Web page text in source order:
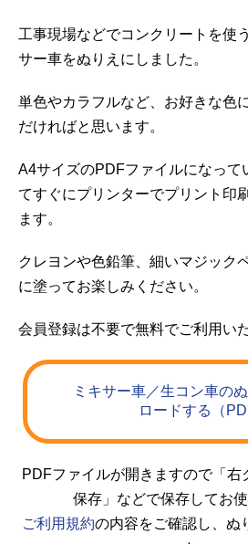
工事現場などでコンクリートを使
サー車をぬりえにしました。
単色やカラフルなど、お好きな色
だければと思います。
A4サイズのPDFファイルになって
てすぐにプリンターでプリント印
ます。
クレヨンや色鉛筆、細いマジック
に塗ってお楽しみください。
会員登録は不要で無料でご利用い
ミキサー車／生コン車の
ロードする（
PDFファイルが開きますので「
保存」などで保存してお使
ご利用規約の内容をご確認し、ぬ